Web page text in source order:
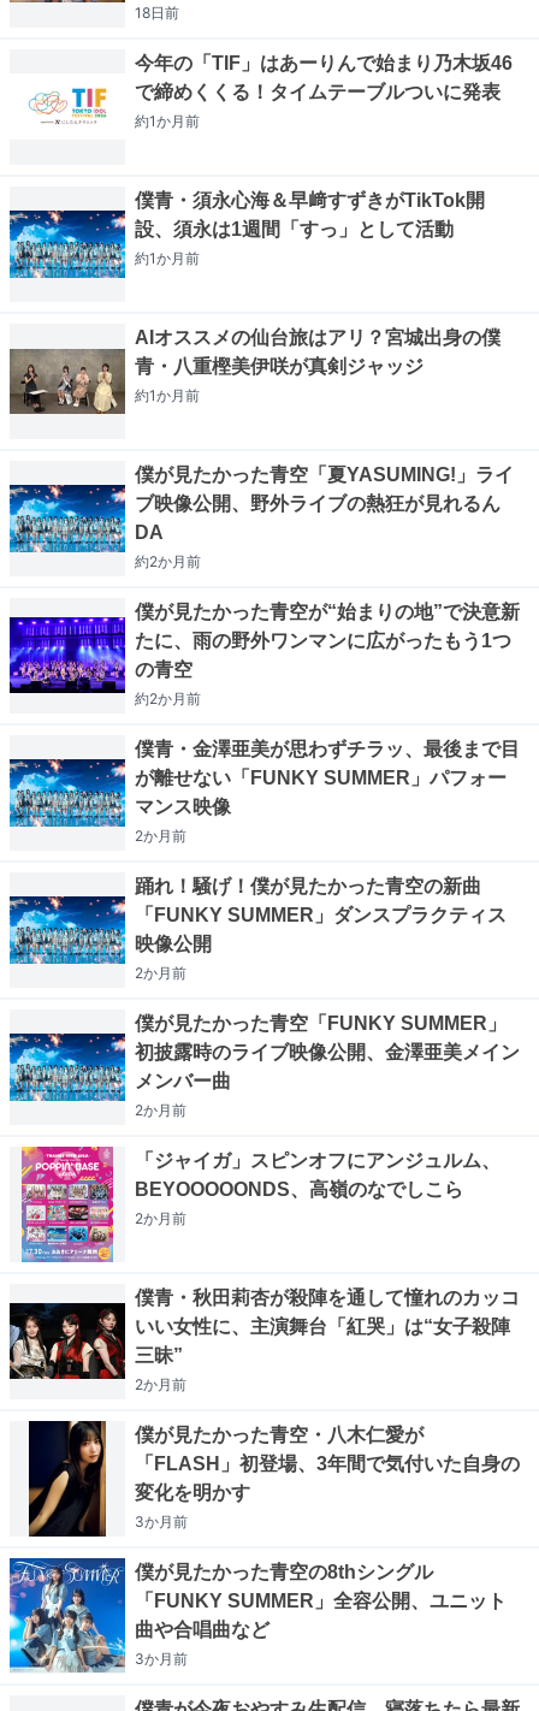
18日前
今年の「TIF」はあーりんで始まり乃木坂46
で締めくくる！タイムテーブルついに発表
約1か月前
僕青・須永心海＆早﨑すずきがTikTok開
設、須永は1週間「すっ」として活動
約1か月前
AIオススメの仙台旅はアリ？宮城出身の僕
青・八重樫美伊咲が真剣ジャッジ
約1か月前
僕が見たかった青空「夏YASUMING!」ライ
ブ映像公開、野外ライブの熱狂が見れるん
DA
約2か月前
僕が見たかった青空が“始まりの地”で決意新
たに、雨の野外ワンマンに広がったもう1つ
の青空
約2か月前
僕青・金澤亜美が思わずチラッ、最後まで目
が離せない「FUNKY SUMMER」パフォー
マンス映像
2か月前
踊れ！騒げ！僕が見たかった青空の新曲
「FUNKY SUMMER」ダンスプラクティス
映像公開
2か月前
僕が見たかった青空「FUNKY SUMMER」
初披露時のライブ映像公開、金澤亜美メイン
メンバー曲
2か月前
「ジャイガ」スピンオフにアンジュルム、
BEYOOOOONDS、高嶺のなでしこら
2か月前
僕青・秋田莉杏が殺陣を通して憧れのカッコ
いい女性に、主演舞台「紅哭」は“女子殺陣
三昧”
2か月前
僕が見たかった青空・八木仁愛が
「FLASH」初登場、3年間で気付いた自身の
変化を明かす
3か月前
僕が見たかった青空の8thシングル
「FUNKY SUMMER」全容公開、ユニット
曲や合唱曲など
3か月前